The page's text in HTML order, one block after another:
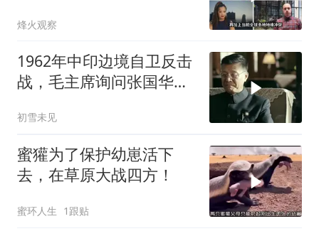
烽火观察
1962年中印边境自卫反击
战，毛主席询问张国华能
初雪未见
蜜獾为了保护幼崽活下
去，在草原大战四方！
蜜环人生 1跟贴